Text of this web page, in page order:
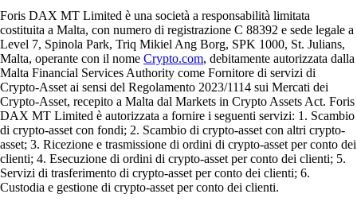
Foris DAX MT Limited è una società a responsabilità limitata
costituita a Malta, con numero di registrazione C 88392 e sede legale a
Level 7, Spinola Park, Triq Mikiel Ang Borg, SPK 1000, St. Julians,
Malta, operante con il nome Crypto.com, debitamente autorizzata dalla
Malta Financial Services Authority come Fornitore di servizi di
Crypto-Asset ai sensi del Regolamento 2023/1114 sui Mercati dei
Crypto-Asset, recepito a Malta dal Markets in Crypto Assets Act. Foris
DAX MT Limited è autorizzata a fornire i seguenti servizi: 1. Scambio
di crypto-asset con fondi; 2. Scambio di crypto-asset con altri crypto-
asset; 3. Ricezione e trasmissione di ordini di crypto-asset per conto dei
clienti; 4. Esecuzione di ordini di crypto-asset per conto dei clienti; 5.
Servizi di trasferimento di crypto-asset per conto dei clienti; 6.
Custodia e gestione di crypto-asset per conto dei clienti.